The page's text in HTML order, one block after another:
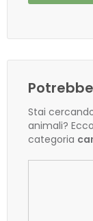
Stai
animali?
categoria